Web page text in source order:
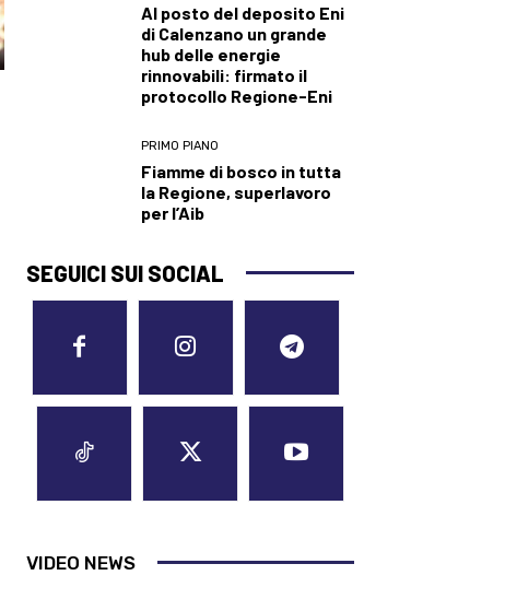
Al posto del deposito Eni
di Calenzano un grande
hub delle energie
rinnovabili: firmato il
protocollo Regione-Eni
PRIMO PIANO
Fiamme di bosco in tutta
la Regione, superlavoro
per l’Aib
SEGUICI SUI SOCIAL
VIDEO NEWS